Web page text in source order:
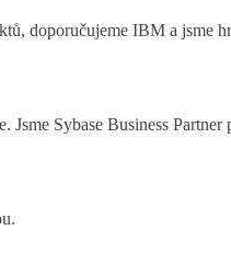
doporučujeme IBM a jsme
Sybase Business